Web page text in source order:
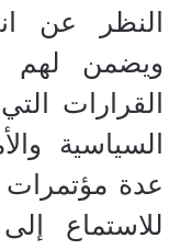
النظر عن
ويضمن لهم
القرارات
السياسية
عدة مؤتمرات
للاستماع